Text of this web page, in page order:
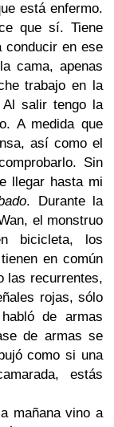
está enfermo.
que sí. Tiene
conducir en ese
cama, apenas
trabajo en la
salir tengo la
A medida que
así como el
Sin
llegar hasta mi
. Durante la
el monstruo
bicicleta, los
en común
las recurrentes,
rojas, sólo
de armas
de armas se
como si una
estás
mañana vino a